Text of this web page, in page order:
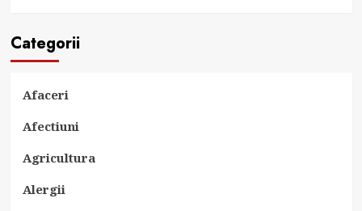
Categorii
Afaceri
Afectiuni
Agricultura
Alergii